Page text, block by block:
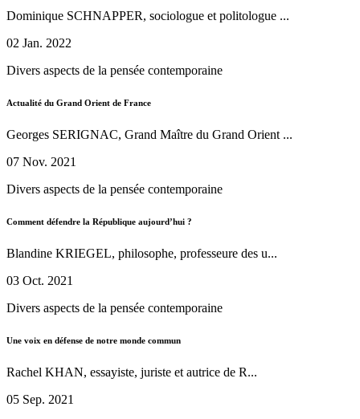
Dominique SCHNAPPER, sociologue et politologue ...
02 Jan. 2022
Divers aspects de la pensée contemporaine
Actualité du Grand Orient de France
Georges SERIGNAC, Grand Maître du Grand Orient ...
07 Nov. 2021
Divers aspects de la pensée contemporaine
Comment défendre la République aujourd’hui ?
Blandine KRIEGEL, philosophe, professeure des u...
03 Oct. 2021
Divers aspects de la pensée contemporaine
Une voix en défense de notre monde commun
Rachel KHAN, essayiste, juriste et autrice de R...
05 Sep. 2021